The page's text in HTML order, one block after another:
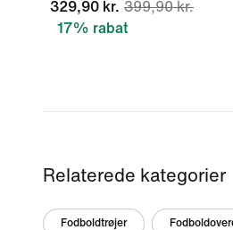
329,90 kr. 399,90 kr.
17% rabat
Relaterede kategorier
Fodboldtrøjer